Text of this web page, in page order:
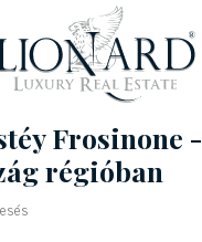
Frosinone -
régióban